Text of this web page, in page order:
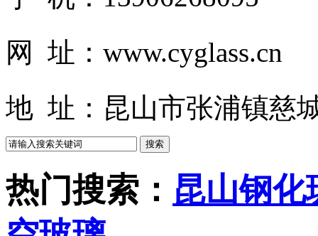
网 址：www.cyglass.cn
地 址：昆山市张浦镇慈
热门搜索： 昆山钢化